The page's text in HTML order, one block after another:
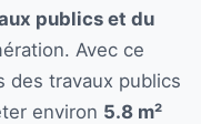
publics et du
Avec ce
des travaux publics
environ 5.8 m²